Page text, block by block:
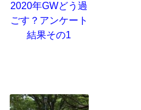
2020年GWどう過
ごす？アンケート
結果その1